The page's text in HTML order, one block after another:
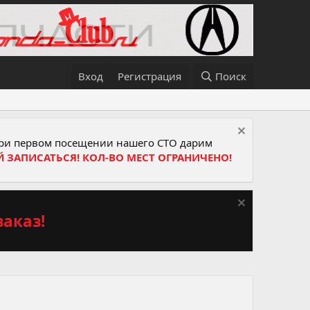
Вход Регистрация Поиск
первом посещении нашего СТО дарим
ЗАПИСАТЬСЯ! КОЛ-ВО МЕСТ ОГРАНИЧЕНО!